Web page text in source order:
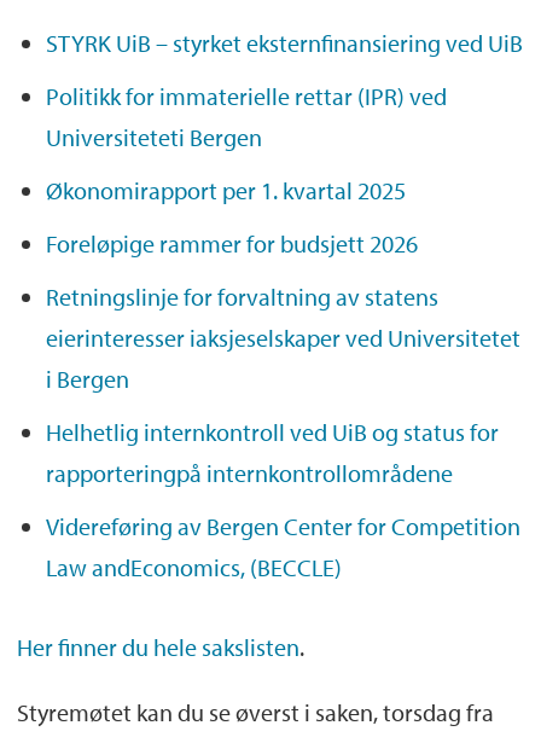
STYRK UiB – styrket eksternfinansiering ved UiB
Politikk for immaterielle rettar (IPR) ved
Universiteteti Bergen
Økonomirapport per 1. kvartal 2025
Foreløpige rammer for budsjett 2026
Retningslinje for forvaltning av statens
eierinteresser iaksjeselskaper ved Universitetet
i Bergen
Helhetlig internkontroll ved UiB og status for
rapporteringpå internkontrollområdene
Videreføring av Bergen Center for Competition
Law andEconomics, (BECCLE)
Her finner du hele sakslisten.
Styremøtet kan du se øverst i saken, torsdag fra